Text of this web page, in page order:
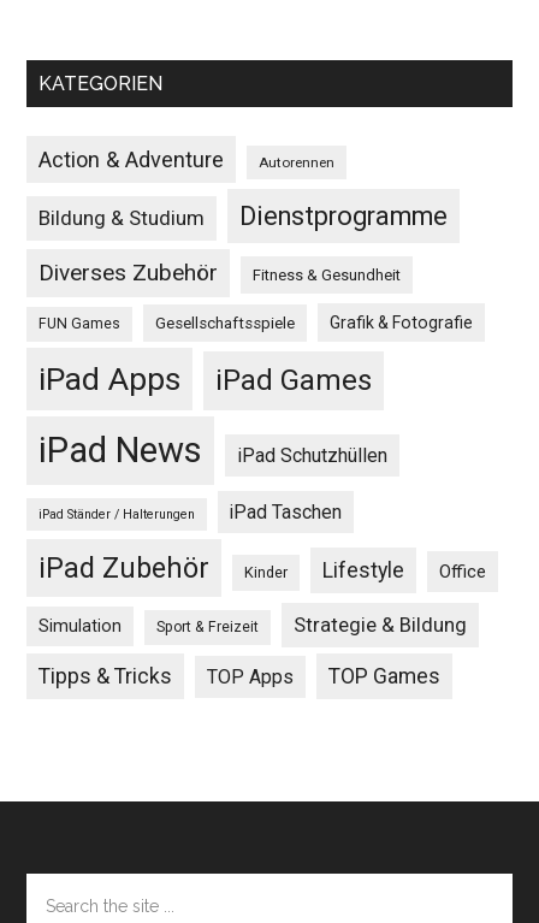
KATEGORIEN
Action & Adventure Autorennen
Bildung & Studium Dienstprogramme
Diverses Zubehör Fitness & Gesundheit
FUN Games Gesellschaftsspiele Grafik & Fotografie
iPad Apps iPad Games
iPad News iPad Schutzhüllen
iPad Ständer / Halterungen iPad Taschen
iPad Zubehör Kinder Lifestyle Office
Simulation Sport & Freizeit Strategie & Bildung
Tipps & Tricks TOP Apps TOP Games
Footer
the